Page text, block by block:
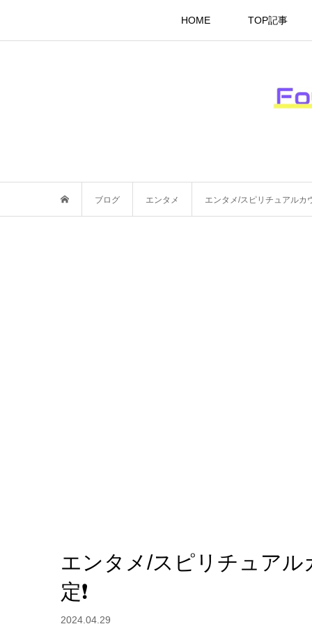
HOME TOP記事
ブログ エンタメ エンタメ/スピリチュアルカ
エンタメ/スピリチュアル
定❗️
2024.04.29